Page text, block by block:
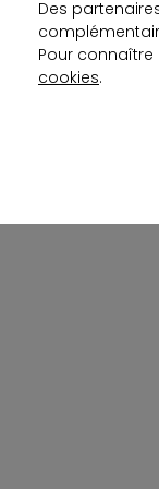
Des
Pour
cookies.